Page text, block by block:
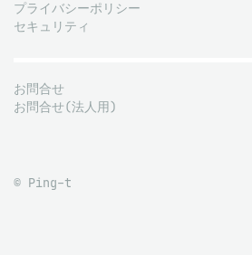
プライバシーポリシー
セキュリティ
お問合せ
お問合せ(法人用)
© Ping-t